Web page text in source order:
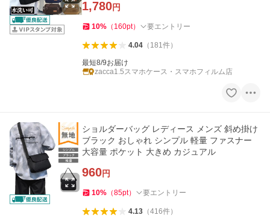
1,780円
10% （ 160pt） 要エントリー
4.04（ 181件）
最短8/9お届け
zacca1.5スマホケース・スマホフィルム店
ショルダーバッグ レディース メンズ 斜め掛け
ブラック おしゃれ シンプル 軽量 ファスナー
大容量 ポケット 大きめ カジュアル
960円
10% （85pt） 要エントリー
4.13（416件）